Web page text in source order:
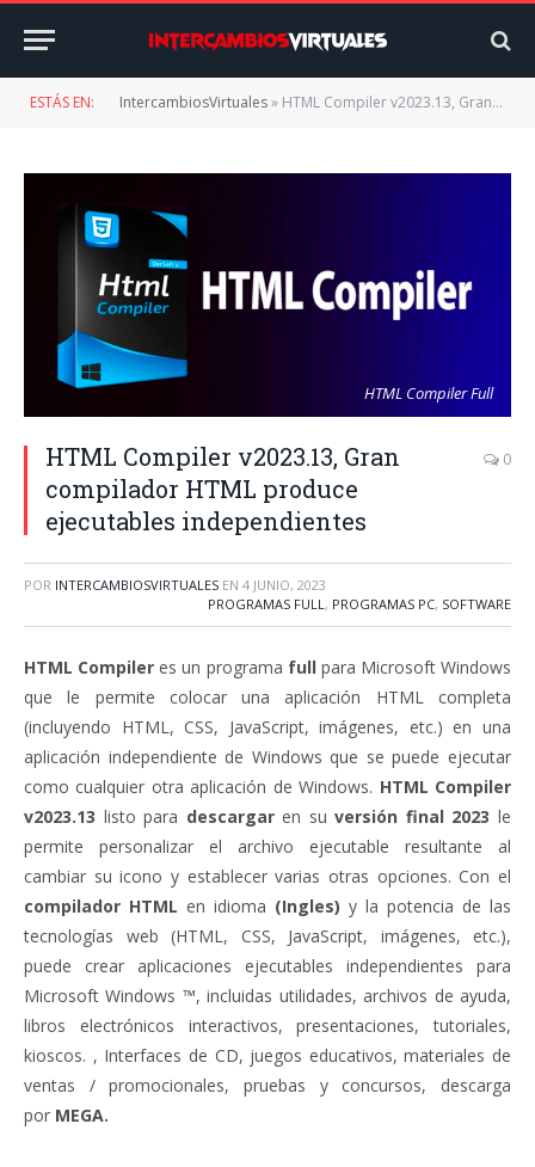
ESTÁS EN: IntercambiosVirtuales» HTML Compiler v2023.13, Gran compilador HTML produce ejecutables independientes
HTML Compiler Full
HTML Compiler v2023.13, Gran
compilador HTML produce
ejecutables independientes
0
POR INTERCAMBIOSVIRTUALES EN 4 JUNIO, 2023
PROGRAMAS FULL, PROGRAMAS PC, SOFTWARE
HTML Compiler es un programa full para Microsoft Windows
que le permite colocar una aplicación HTML completa
(incluyendo HTML, CSS, JavaScript, imágenes, etc.) en una
aplicación independiente de Windows que se puede ejecutar
como cualquier otra aplicación de Windows. HTML Compiler
v2023.13 listo para descargar en suversión final 2023 le
permite personalizar el archivo ejecutable resultante al
cambiar su icono y establecer varias otras opciones. Con el
compilador HTML en idioma (Ingles) y la potencia de las
tecnologías web (HTML, CSS, JavaScript, imágenes, etc.),
puede crear aplicaciones ejecutables independientes para
Microsoft Windows ™, incluidas utilidades, archivos de ayuda,
libros electrónicos interactivos, presentaciones, tutoriales,
kioscos. , Interfaces de CD, juegos educativos, materiales de
ventas / promocionales, pruebas y concursos, descarga
por MEGA.